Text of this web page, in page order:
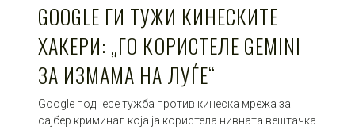
GOOGLE ГИ ТУЖИ КИНЕСКИТЕ
ХАКЕРИ: „ГО КОРИСТЕЛЕ GEMINI
ЗА ИЗМАМА НА ЛУЃЕ“
Google поднесе тужба против кинеска мрежа за
сајбер криминал која ја користела нивната вештачка